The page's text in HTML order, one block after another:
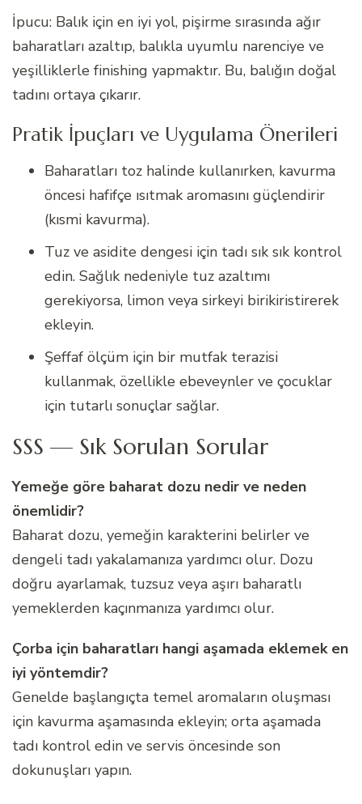
İpucu: Balık için en iyi yol, pişirme sırasında ağır
baharatları azaltıp, balıkla uyumlu narenciye ve
yeşilliklerle finishing yapmaktır. Bu, balığın doğal
tadını ortaya çıkarır.
Pratik İpuçları ve Uygulama Önerileri
Baharatları toz halinde kullanırken, kavurma
öncesi hafifçe ısıtmak aromasını güçlendirir
(kısmi kavurma).
Tuz ve asidite dengesi için tadı sık sık kontrol
edin. Sağlık nedeniyle tuz azaltımı
gerekiyorsa, limon veya sirkeyi birikiristirerek
ekleyin.
Şeffaf ölçüm için bir mutfak terazisi
kullanmak, özellikle ebeveynler ve çocuklar
için tutarlı sonuçlar sağlar.
SSS — Sık Sorulan Sorular
Yemeğe göre baharat dozu nedir ve neden
önemlidir?
Baharat dozu, yemeğin karakterini belirler ve
dengeli tadı yakalamanıza yardımcı olur. Dozu
doğru ayarlamak, tuzsuz veya aşırı baharatlı
yemeklerden kaçınmanıza yardımcı olur.
Çorba için baharatları hangi aşamada eklemek en
iyi yöntemdir?
Genelde başlangıçta temel aromaların oluşması
için kavurma aşamasında ekleyin; orta aşamada
tadı kontrol edin ve servis öncesinde son
dokunuşları yapın.